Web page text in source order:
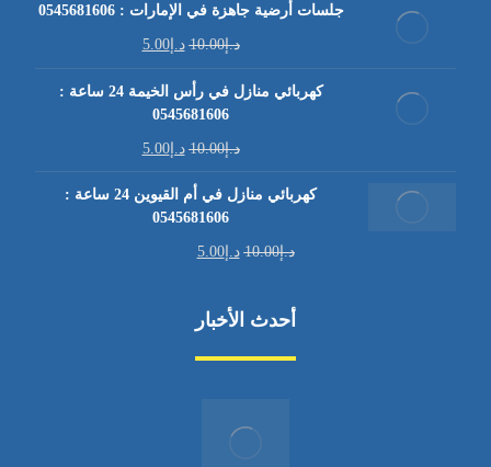
جلسات أرضية جاهزة في الإمارات : 0545681606
د.إ10.00 د.إ5.00
كهربائي منازل في رأس الخيمة 24 ساعة :
0545681606
د.إ10.00 د.إ5.00
كهربائي منازل في أم القيوين 24 ساعة :
0545681606
د.إ10.00 د.إ5.00
أحدث الأخبار